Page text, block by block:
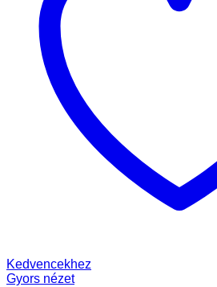
Kedvencekhez
Gyors nézet